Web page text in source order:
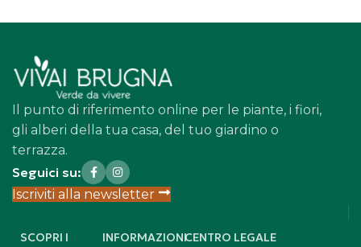
Il punto di riferimento online per le piante, i fiori,
gli alberi della tua casa, del tuo giardino o
terrazza.
Seguici su:
Iscriviti alla newsletter
SCOPRI I
INFORMAZIONICENTRO LEGALE